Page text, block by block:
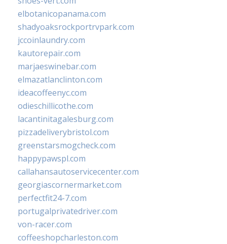
elbotanicopanama.com
shadyoaksrockportrvpark.com
jccoinlaundry.com
kautorepair.com
marjaeswinebar.com
elmazatlanclinton.com
ideacoffeenyc.com
odieschillicothe.com
lacantinitagalesburg.com
pizzadeliverybristol.com
greenstarsmogcheck.com
happypawspl.com
callahansautoservicecenter.com
georgiascornermarket.com
perfectfit24-7.com
portugalprivatedriver.com
von-racer.com
coffeeshopcharleston.com